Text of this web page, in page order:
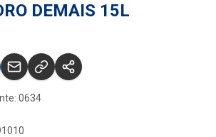
DEMAIS 15L
0634